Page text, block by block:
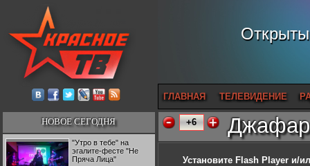
ГЛАВНАЯ ТЕЛЕВИДЕНИЕ
НОВОЕ СЕГОДНЯ
"Утро в тебе" на
эгалите-фесте "Не
Пряча Лица"
+6
Установите Flash Player и/